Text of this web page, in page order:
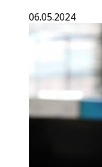
06.05.2024